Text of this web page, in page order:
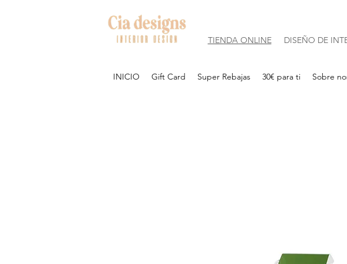
TIENDA ONLINE DISEÑO DE
INICIO Gift Card Super Rebajas 30€ para ti Sobre